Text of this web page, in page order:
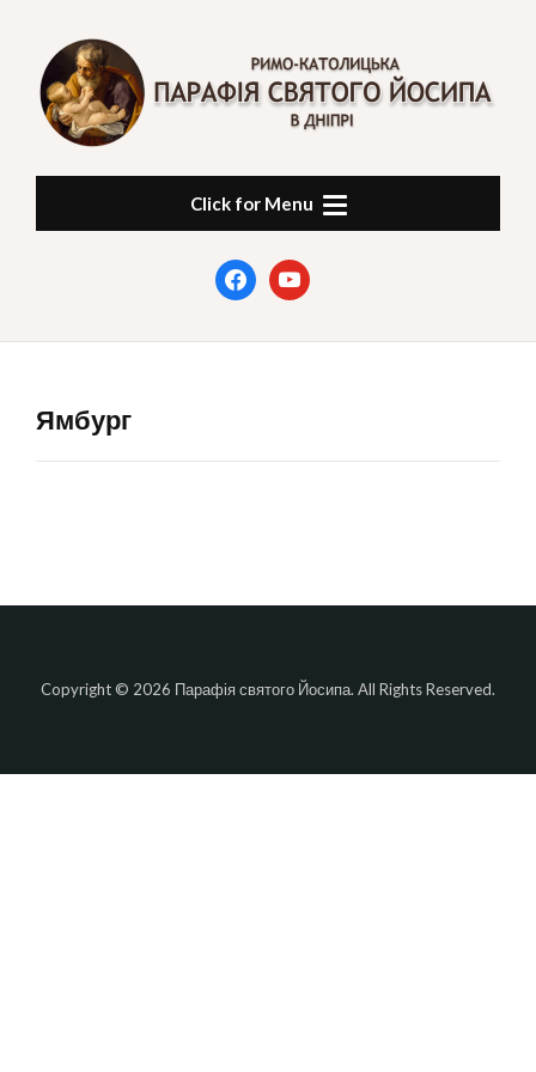
content
ПАРАФІЯ СВЯТОГО
ЙОСИПА
Click for Menu
facebookyoutube
Ямбург
Copyright © 2026 Парафія святого Йосипа. All Rights Reserved.